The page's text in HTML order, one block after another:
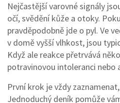
Nejčastější varovné signály
očí, svědění kůže a otoky.
pravděpodobně jde o pyl. Ve
v domě vyšší vlhkost, jsou
Když ale reakce přetrvává
potravinovou intoleranci nebo
První krok je vždy
Jednoduchý deník pomůže